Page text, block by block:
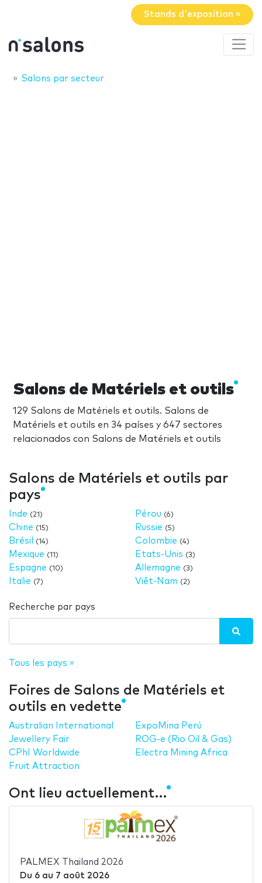
Stands d'exposition »
Salons par secteur
Salons de Matériels et outils
129 Salons de Matériels et outils. Salons de
Matériels et outils en 34 países y 647 sectores
relacionados con Salons de Matériels et outils
Salons de Matériels et outils par
pays
Inde (21)
Chine (15)
Brésil (14)
Mexique (11)
Espagne (10)
Italie (7)
Pérou (6)
Russie (5)
Colombie (4)
Etats-Unis (3)
Allemagne (3)
Viêt-Nam (2)
Recherche par pays
Tous les pays »
Foires de Salons de Matériels et
outils en vedette
Australian International
Jewellery Fair
CPhI Worldwide
Fruit Attraction
ExpoMina Perú
ROG-e (Rio Oil & Gas)
Electra Mining Africa
Ont lieu actuellement…
PALMEX Thailand 2026
Du 6au 7 août 2026